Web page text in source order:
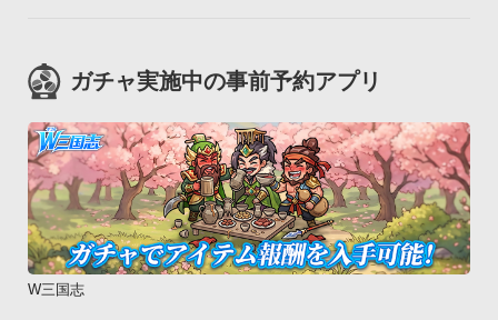
ガチャ実施中の事前予約アプリ
W三国志